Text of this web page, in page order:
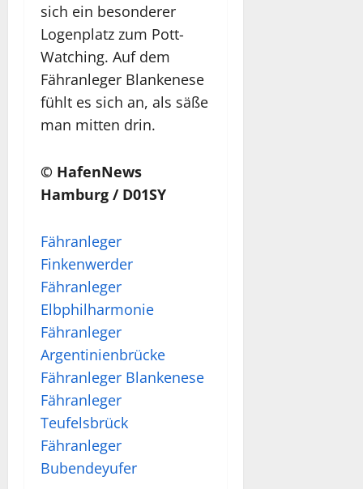
sich ein besonderer
Logenplatz zum Pott-
Watching. Auf dem
Fähranleger Blankenese
fühlt es sich an, als säße
man mitten drin.
© HafenNews
Hamburg / D01SY
Fähranleger
Finkenwerder
Fähranleger
Elbphilharmonie
Fähranleger
Argentinienbrücke
Fähranleger Blankenese
Fähranleger
Teufelsbrück
Fähranleger
Bubendeyufer